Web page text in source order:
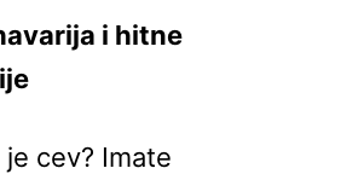
i hitne
je cev? Imate